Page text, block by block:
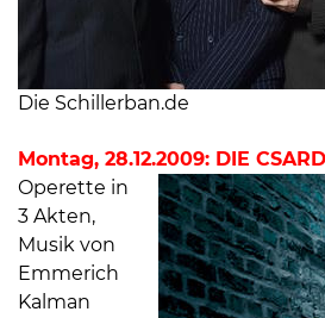
Die Schillerban.de
Montag, 28.12.2009: DIE
Operette in
3 Akten,
Musik von
Emmerich
Kalman